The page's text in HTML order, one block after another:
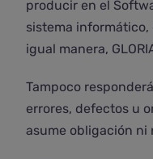
producir en el
sistema informático,
igual manera,
Tampoco
errores, defectos u
asume obligación ni